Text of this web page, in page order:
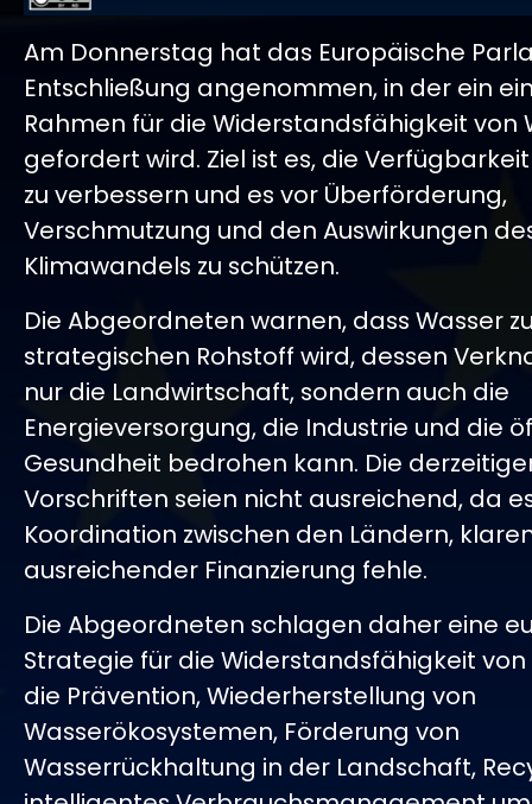
Am Donnerstag hat das Europäische
Entschließung angenommen, in der ein
Rahmen für die Widerstandsfähigkeit von
gefordert wird. Ziel ist es, die
zu verbessern und es vor Überförderung,
Verschmutzung und den Auswirkungen
Klimawandels zu schützen.
Die Abgeordneten warnen, dass Wasser
strategischen Rohstoff wird, dessen
nur die Landwirtschaft, sondern auch die
Energieversorgung, die Industrie und die
Gesundheit bedrohen kann. Die
Vorschriften seien nicht ausreichend, da
Koordination zwischen den Ländern,
ausreichender Finanzierung fehle.
Die Abgeordneten schlagen daher eine
Strategie für die Widerstandsfähigkeit von
die Prävention, Wiederherstellung von
Wasserökosystemen, Förderung von
Wasserrückhaltung in der Landschaft,